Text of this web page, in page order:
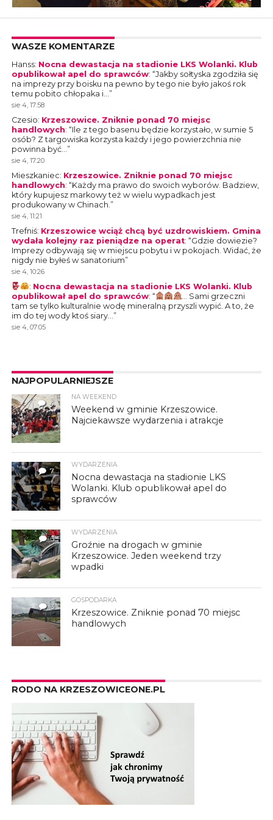
WASZE KOMENTARZE
Hanss: Nocna dewastacja na stadionie LKS Wolanki. Klub
opublikował apel do sprawców: “Jakby sołtyska zgodziła się
na imprezy przy boisku na pewno by tego nie było jakoś rok
temu pobito chłopaka i… ”
sie 4, 17:58
Czesio: Krzeszowice. Zniknie ponad 70 miejsc
handlowych: “Ile z tego basenu będzie korzystało, w sumie 5
osób? Z targowiska korzysta każdy i jego powierzchnia nie
powinna być… ”
sie 4, 17:20
Mieszkaniec: Krzeszowice. Zniknie ponad 70 miejsc
handlowych: “Każdy ma prawo do swoich wyborów. Badziew,
który kupujesz markowy też w wielu wypadkach jest
produkowany w Chinach. ”
sie 4, 11:21
Trefniś: Krzeszowice wciąż chcą być uzdrowiskiem. Gmina
wydała kolejny raz pieniądze na operat: “Gdzie dowiezie?
Imprezy odbywają się w miejscu pobytu i w pokojach. Widać, że
nigdy nie byłeś w sanatorium”
sie 4, 10:26
: Nocna dewastacja na stadionie LKS Wolanki. Klub
opublikował apel do sprawców: “
… Sami grzeczni
tam se tylko kulturalnie wodę mineralną przyszli wypić. A to, że
im do tej wody ktoś siary… ”
sie 4, 07:05
NAJPOPULARNIEJSZE
4
NA WEEKEND
Weekend w gminie Krzeszowice.
Najciekawsze wydarzenia i atrakcje
7
WYDARZENIA
Nocna dewastacja na stadionie LKS
Wolanki. Klub opublikował apel do
sprawców
3
WYDARZENIA
Groźnie na drogach w gminie
Krzeszowice. Jeden weekend trzy
wpadki
3
GOSPODARKA
Krzeszowice. Zniknie ponad 70 miejsc
handlowych
RODO NA KRZESZOWICEONE.PL